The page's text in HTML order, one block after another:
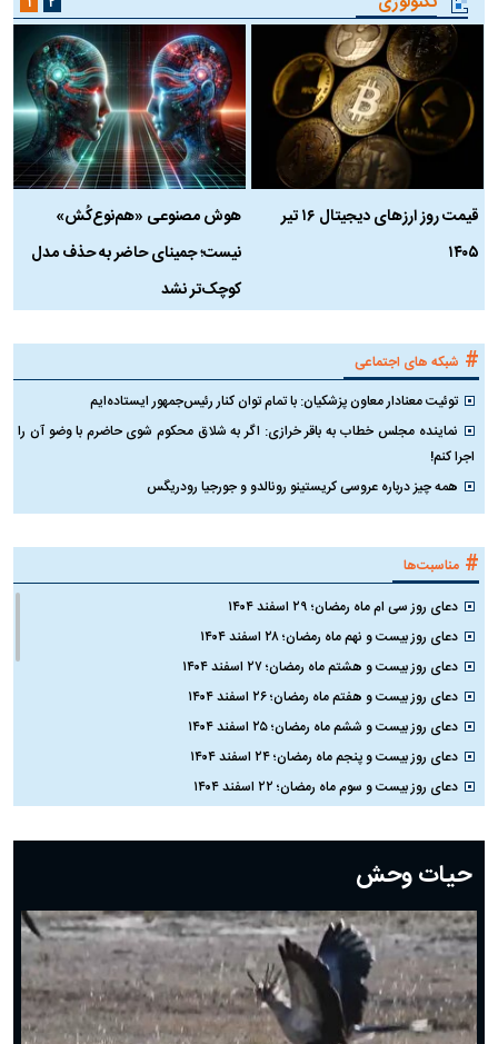
قیمت روز ارز‌های دیجیتال ۱۶ تیر
۱۴۰۵
هوش مصنوعی «هم‌نوع‌کُش»
نیست؛ جمینای حاضر به حذف مدل
کوچک‌تر نشد
# شبکه های اجتماعی
توئیت معنادار معاون پزشکیان: با تمام توان کنار رئیس‌جمهور ایستاده‌ایم
نماینده مجلس خطاب به باقر خرازی: اگر به شلاق محکوم شوی حاضرم با وضو آن را
اجرا کنم!
همه چیز درباره عروسی کریستینو رونالدو و جورجیا رودریگس
# مناسبت‌ها
دعای روز سی ام ماه رمضان؛ ۲۹ اسفند ۱۴۰۴
دعای روز بیست و نهم ماه رمضان؛ ۲۸ اسفند ۱۴۰۴
دعای روز بیست و هشتم ماه رمضان؛ ۲۷ اسفند ۱۴۰۴
دعای روز بیست و هفتم ماه رمضان؛ ۲۶ اسفند ۱۴۰۴
دعای روز بیست و ششم ماه رمضان؛ ۲۵ اسفند ۱۴۰۴
دعای روز بیست و پنجم ماه رمضان؛ ۲۴ اسفند ۱۴۰۴
دعای روز بیست و سوم ماه رمضان؛ ۲۲ اسفند ۱۴۰۴
دعای روز بیستم ماه رمضان؛ ۱۹ اسفند ۱۴۰۴
دعای روز هشتم ماه مبارک رمضان؛ ۷ اسفند ماه ۱۴۰۴
دعای روز هفتم ماه رمضان؛ ۶ اسفند ۱۴۰۴
دعای روز ششم ماه رمضان؛ ۵ اسفند ۱۴۰۴
دعای روز پنجم ماه رمضان؛ ۴ اسفند ۱۴۰۴
دعای روز چهارم ماه مبارک رمضان؛ ۳ اسفند ۱۴۰۴
دعای روز سوم ماه مبارک رمضان؛ ۱۴ اسفند ۱۴۰۴
حیات وحش